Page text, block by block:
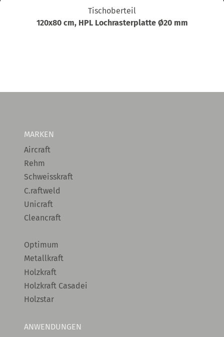
Tischoberteil
120x80 cm, HPL Lochrasterplatte Ø20 mm
MARKEN
Aircraft
Rehm
Schweisskraft
C.raftweld
Unicraft
Cleancraft
Optimum
Metallkraft
Holzkraft
Holzkraft Casadei
Holzstar
ANWENDUNGEN